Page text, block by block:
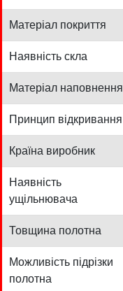
Матеріал покриття
Наявність скла
Матеріал наповнення
Принцип відкривання
Країна виробник
Наявність
ущільнювача
Товщина полотна
Можливість підрізки
полотна